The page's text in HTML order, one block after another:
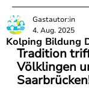
Kolping Bildung
Gastautor:in
4. Aug. 2025
Tradition
Völklingen
Saarbrücken